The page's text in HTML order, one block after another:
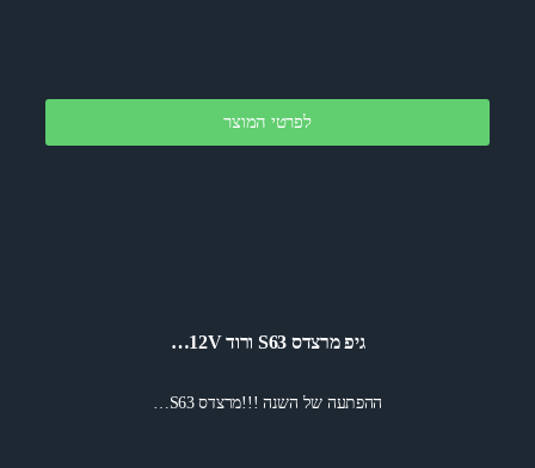
לפרטי המוצר
גיפ מרצדס S63 ורוד 12V…
ההפתעה של השנה !!!מרצדס S63…